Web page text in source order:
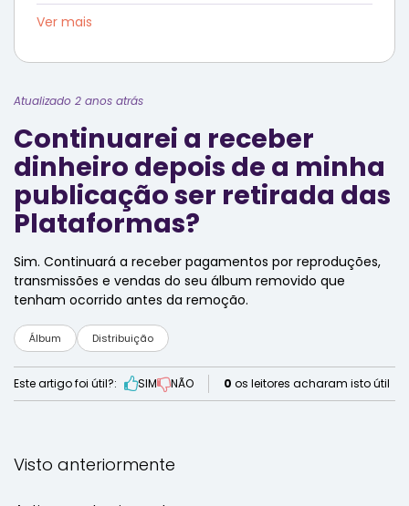
Ver mais
Atualizado 2 anos atrás
Continuarei a receber
dinheiro depois de a minha
publicação ser retirada das
Plataformas?
Sim. Continuará a receber pagamentos por reproduções,
transmissões e vendas do seu álbum removido que
tenham ocorrido antes da remoção.
Álbum Distribuição
Este artigo foi útil?: SIM NÃO 0 os leitores acharam isto útil
Visto anteriormente